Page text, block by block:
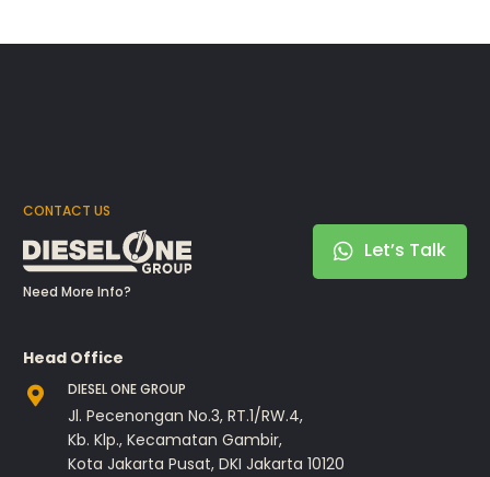
CONTACT US
Need More Info?
Let’s Talk
Head Office
DIESEL ONE GROUP
Jl. Pecenongan No.3, RT.1/RW.4,
Kb. Klp., Kecamatan Gambir,
Kota Jakarta Pusat, DKI Jakarta 10120